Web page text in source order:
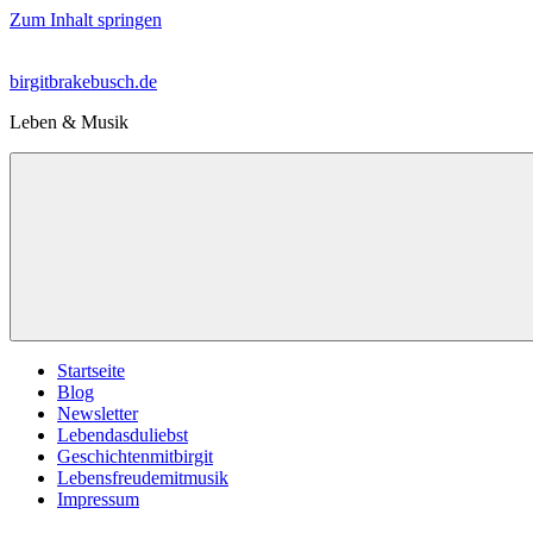
Zum Inhalt springen
birgitbrakebusch.de
Leben & Musik
Startseite
Blog
Newsletter
Lebendasduliebst
Geschichtenmitbirgit
Lebensfreudemitmusik
Impressum